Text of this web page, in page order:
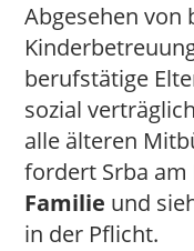
Abgesehen von
berufstätige
sozial
alle älteren
fordert Srba am
Familie und
in der Pflicht.